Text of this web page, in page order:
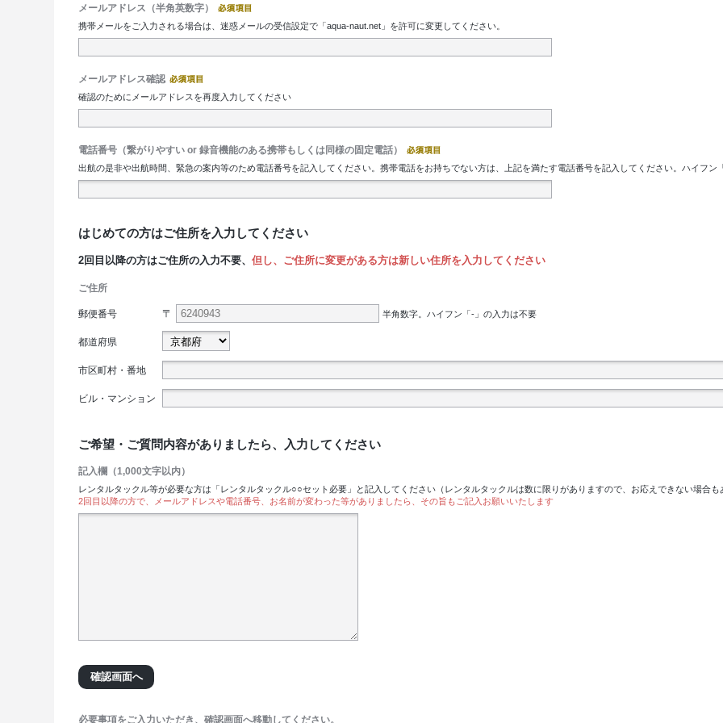
メールアドレス（半角英数字）
携帯メールをご入力される場合は、迷惑メールの受信設定で「aqua-naut.net」を許可に変更してください。
メールアドレス確認
確認のためにメールアドレスを再度入力してください
電話番号（繋がりやすい or 録音機能のある携帯もしくは同様の固定電話）
出航の是非や出航時間、緊急の案内等のため電話番号を記入してください。携帯電話をお持ちでない方は、上記を満たす電話番号を記入してください。ハイフン
はじめての方はご住所を入力してください
2回目以降の方はご住所の入力不要、但し、ご住所に変更がある方は新しい住所を入力してください
ご住所
郵便番号 〒 半角数字。ハイフン「-」の入力は不要
都道府県
市区町村・番地
ビル・マンション
ご希望・ご質問内容がありましたら、入力してください
記入欄（1,000文字以内）
レンタルタックル等が必要な方は「レンタルタックル○○セット必要」と記入してください（レンタルタックルは数に限りがありますので、お応えできない場合も
2回目以降の方で、メールアドレスや電話番号、お名前が変わった等がありましたら、その旨もご記入お願いいたします
必要事項をご入力いただき、確認画面へ移動してください。